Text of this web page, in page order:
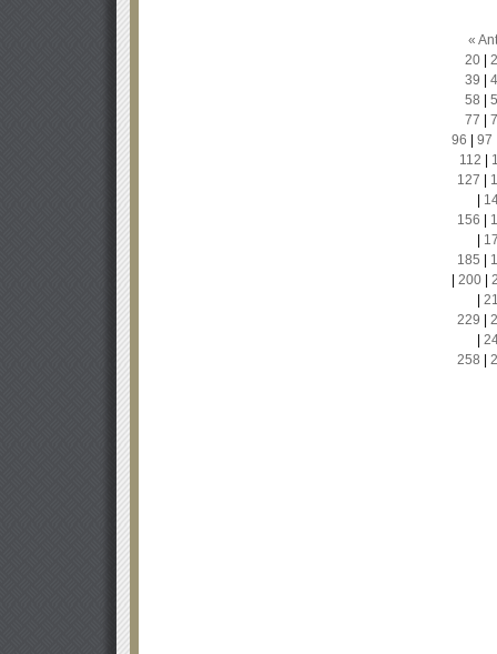
«
20|
39
58
77
96
97
112
127
156
185
200|
229
258